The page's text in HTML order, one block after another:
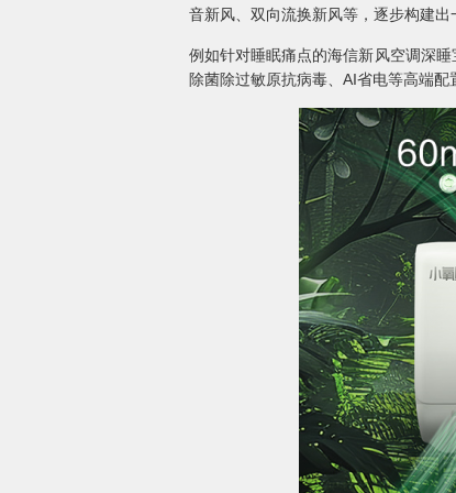
音新风、双向流换新风等，逐步构建
例如针对睡眠痛点的海信新风空调深
除菌除过敏原抗病毒、AI省电等高端